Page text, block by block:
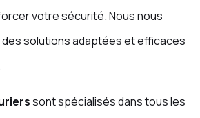
votre sécurité. Nous nous
solutions adaptées et efficaces
sont spécialisés dans tous les